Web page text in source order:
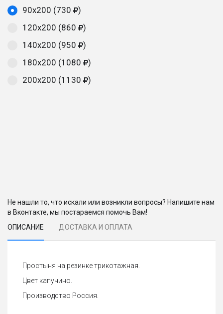
90х200 (730
)
120х200 (860
)
140х200 (950
)
180х200 (1080
)
200х200 (1130
)
Не нашли то, что искали или возникли вопросы? Напишите нам
в Вконтакте, мы постараемся помочь Вам!
ОПИСАНИЕ
ДОСТАВКА И ОПЛАТА
Простыня на резинке трикотажная.
Цвет капучино.
Производство Россия.